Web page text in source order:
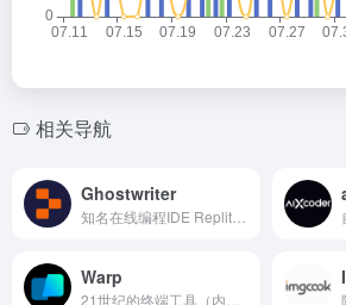
相关导航
Ghostwriter
Warp